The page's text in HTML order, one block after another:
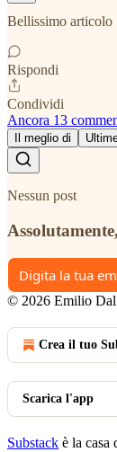
Bellissimo articolo
Rispondi
Condividi
Ancora 13
Il meglio di
Nessun post
© 2026 Emilio
Crea il tuo
Scarica l'app
Substack è la casa